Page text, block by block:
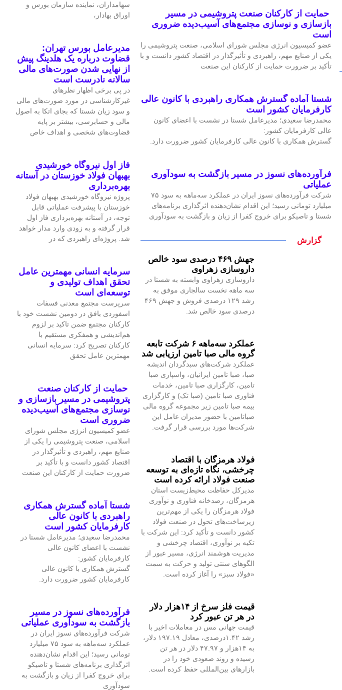
حمایت از کارکنان صنعت پتروشیمی در مسیر
بازسازی و نوسازی مجتمع‌های آسیب‌دیده ضروری
است
عضو کمیسیون انرژی مجلس شورای اسلامی، صنعت پتروشیمی را
یکی از صنایع مهم، راهبردی و تأثیرگذار در اقتصاد کشور دانست و با
تأکید بر ضرورت حمایت از کارکنان این صنعت
شستا آماده گسترش همکاری راهبردی با کانون عالی
کارفرمایان کشور است
محمدرضا سعیدی؛ مدیرعامل شستا در نشست با اعضای کانون
عالی کارفرمایان کشور:
گسترش همکاری با کانون عالی کارفرمایان کشور ضرورت دارد.
فرآورده‌های نسوز در مسیر بازگشت به سودآوری
عملیاتی
شرکت فرآورده‌های نسوز ایران در عملکرد سه‌ماهه به سود ۷۵
میلیارد تومانی رسید؛ این اقدام نشان‌دهنده اثرگذاری برنامه‌های
شستا و تاصیکو برای خروج کفرا از زیان و بازگشت به سودآوری
گزارش
جهش ۴۶۹ درصدی سود خالص
داروسازی زهراوی
داروسازی زهراوی وابسته به شستا در
سه ماهه نخست سالجاری موفق به
رشد ۱۲۹ درصدی فروش و جهش ۴۶۹
درصدی سود خالص شد.
عملکرد سه‌ماهه ۶ شرکت‌ تابعه
گروه مالی صبا تامین ارزیابی شد
عملکرد شرکت‌های سبدگردان اندیشه
صبا، صبا تامین ایرانیان، واسپاری صبا
تامین، کارگزاری صبا تامین، خدمات
فناوری صبا تامین (صبا تک) و کارگزاری
بیمه صبا تامین زیر مجموعه گروه مالی
صباتامین با حضور مدیران عامل این
شرکت‌ها مورد بررسی قرار گرفت.
فولاد هرمزگان با اقتصاد
چرخشی، نگاه تازه‌ای به توسعه
صنعت فولاد ارائه کرده است
مدیرکل حفاظت محیط‌زیست استان
هرمزگان، رصدخانه فناوری و نوآوری
فولاد هرمزگان را یکی از مهم‌ترین
زیرساخت‌های تحول در صنعت فولاد
کشور دانست و تأکید کرد: این شرکت با
تکیه بر نوآوری، اقتصاد چرخشی و
مدیریت هوشمند انرژی، مسیر عبور از
الگوهای سنتی تولید و حرکت به سمت
«فولاد سبز» را آغاز کرده است.
قیمت فلز سرخ از ۱۴هزار دلار
در هر تن عبور کرد
قیمت جهانی مس در معاملات اخیر با
رشد ۱.۴۲درصدی، معادل ۱۹۷.۱۹ دلار،
به ۱۴هزار و ۴۷.۹۷ دلار در هر تن
رسیده و روند صعودی خود را در
بازارهای بین‌المللی حفظ کرده است.
سهامداران، نماینده سازمان بورس و
اوراق بهادار،
مدیرعامل بورس تهران:
قضاوت درباره یک هلدینگ پیش
از نهایی شدن صورت‌های مالی
سالانه نادرست است
در پی برخی اظهار نظرهای
غیرکارشناسی در مورد صورت‌های مالی
و سود زیان شستا که بجای اتکا به اصول
مالی و حسابرسی، بیشتر بر پایه
قضاوت‌‌های شخصی و اهداف خاص
فاز اول نیروگاه خورشیدی
بهبهان فولاد خوزستان در آستانه
بهره‌برداری
پروژه نیروگاه خورشیدی بهبهان فولاد
خوزستان با پیشرفت عملیاتی قابل‌
توجه، در آستانه بهره‌برداری فاز اول
قرار گرفته و به‌ زودی وارد مدار خواهد
شد. پروژه‌ای راهبردی که در
سرمایه انسانی مهمترین عامل
تحقق اهداف تولیدی و
توسعه‌ای است
سرپرست مجتمع معدنی فسفات
اسفوردی بافق در دومین نشست خود با
کارکنان مجتمع ضمن تاکید بر لزوم
هم‌اندیشی و همفکری مستقیم با
کارکنان تصریح کرد: سرمایه انسانی
مهمترین عامل تحقق
حمایت از کارکنان صنعت
پتروشیمی در مسیر بازسازی و
نوسازی مجتمع‌های آسیب‌دیده
ضروری است
عضو کمیسیون انرژی مجلس شورای
اسلامی، صنعت پتروشیمی را یکی از
صنایع مهم، راهبردی و تأثیرگذار در
اقتصاد کشور دانست و با تأکید بر
ضرورت حمایت از کارکنان این صنعت
شستا آماده گسترش همکاری
راهبردی با کانون عالی
کارفرمایان کشور است
محمدرضا سعیدی؛ مدیرعامل شستا در
نشست با اعضای کانون عالی
کارفرمایان کشور:
گسترش همکاری با کانون عالی
کارفرمایان کشور ضرورت دارد.
فرآورده‌های نسوز در مسیر
بازگشت به سودآوری عملیاتی
شرکت فرآورده‌های نسوز ایران در
عملکرد سه‌ماهه به سود ۷۵ میلیارد
تومانی رسید؛ این اقدام نشان‌دهنده
اثرگذاری برنامه‌های شستا و تاصیکو
برای خروج کفرا از زیان و بازگشت به
سودآوری